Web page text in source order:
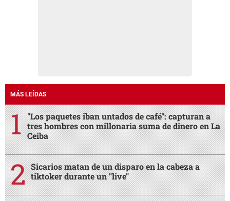
MÁS LEÍDAS
"Los paquetes iban untados de café": capturan a
tres hombres con millonaria suma de dinero en La
Ceiba
Sicarios matan de un disparo en la cabeza a
tiktoker durante un "live"